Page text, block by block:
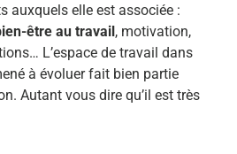
auxquels elle est associée :
être au travail, motivation,
L’espace de travail dans
à évoluer fait bien partie
Autant vous dire qu’il est très